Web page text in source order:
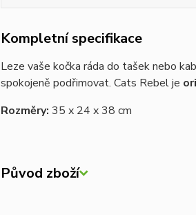
Kompletní specifikace
Leze vaše kočka ráda do tašek nebo
spokojeně podřimovat. Cats Rebel je
Rozměry: 35 x 24 x 38 cm
Původ zboží